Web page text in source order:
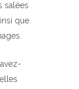
salées
que